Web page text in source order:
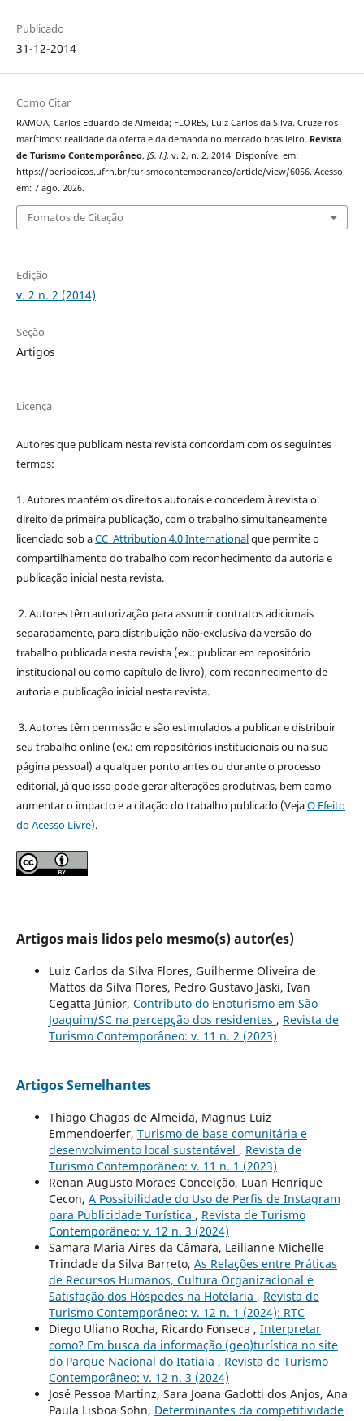
Publicado
31-12-2014
Como Citar
RAMOA, Carlos Eduardo de Almeida; FLORES, Luiz Carlos da Silva. Cruzeiros
marítimos: realidade da oferta e da demanda no mercado brasileiro. Revista
de Turismo Contemporâneo, [S. l.], v. 2, n. 2, 2014. Disponível em:
https://periodicos.ufrn.br/turismocontemporaneo/article/view/6056. Acesso
em: 7 ago. 2026.
Fomatos de Citação
Edição
v. 2 n. 2 (2014)
Seção
Artigos
Licença
Autores que publicam nesta revista concordam com os seguintes
termos:
1. Autores mantém os direitos autorais e concedem à revista o
direito de primeira publicação, com o trabalho simultaneamente
licenciado sob aCC Attribution 4.0 Internationalque permite o
compartilhamento do trabalho com reconhecimento da autoria e
publicação inicial nesta revista.
2. Autores têm autorização para assumir contratos adicionais
separadamente, para distribuição não-exclusiva da versão do
trabalho publicada nesta revista (ex.: publicar em repositório
institucional ou como capítulo de livro), com reconhecimento de
autoria e publicação inicial nesta revista.
3. Autores têm permissão e são estimulados a publicar e distribuir
seu trabalho online (ex.: em repositórios institucionais ou na sua
página pessoal) a qualquer ponto antes ou durante o processo
editorial, já que isso pode gerar alterações produtivas, bem como
aumentar o impacto e a citação do trabalho publicado (VejaO Efeito
do Acesso Livre).
Artigos mais lidos pelo mesmo(s) autor(es)
Luiz Carlos da Silva Flores, Guilherme Oliveira de
Mattos da Silva Flores, Pedro Gustavo Jaski, Ivan
Cegatta Júnior, Contributo do Enoturismo em São
Joaquim/SC na percepção dos residentes , Revista de
Turismo Contemporâneo: v. 11 n. 2 (2023)
Artigos Semelhantes
Thiago Chagas de Almeida, Magnus Luiz
Emmendoerfer, Turismo de base comunitária e
desenvolvimento local sustentável , Revista de
Turismo Contemporâneo: v. 11 n. 1 (2023)
Renan Augusto Moraes Conceição, Luan Henrique
Cecon, A Possibilidade do Uso de Perfis de Instagram
para Publicidade Turística , Revista de Turismo
Contemporâneo: v. 12 n. 3 (2024)
Samara Maria Aires da Câmara, Leilianne Michelle
Trindade da Silva Barreto, As Relações entre Práticas
de Recursos Humanos, Cultura Organizacional e
Satisfação dos Hóspedes na Hotelaria , Revista de
Turismo Contemporâneo: v. 12 n. 1 (2024): RTC
Diego Uliano Rocha, Ricardo Fonseca , Interpretar
como? Em busca da informação (geo)turística no site
do Parque Nacional do Itatiaia , Revista de Turismo
Contemporâneo: v. 12 n. 3 (2024)
José Pessoa Martinz, Sara Joana Gadotti dos Anjos, Ana
Paula Lisboa Sohn, Determinantes da competitividade